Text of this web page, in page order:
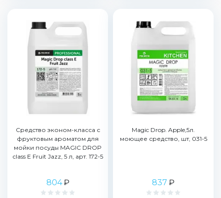
Средство эконом-класса с
фруктовым ароматом для
мойки посуды MAGIC DROP
class Е Fruit Jazz, 5 л, арт. 172-5
804₽
Magic Drop. Apple,5л.
моющее средство, шт, 031-5
837 ₽